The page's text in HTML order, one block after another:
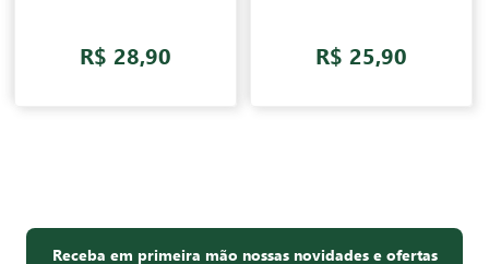
R$ 28,90 R$ 25,90
Receba em primeira mão nossas novidades e ofertas